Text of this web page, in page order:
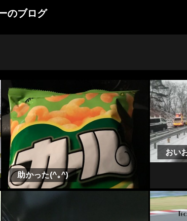
のブログ
助かった(^｡^)
おい